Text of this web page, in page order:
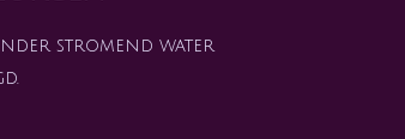
stromend water